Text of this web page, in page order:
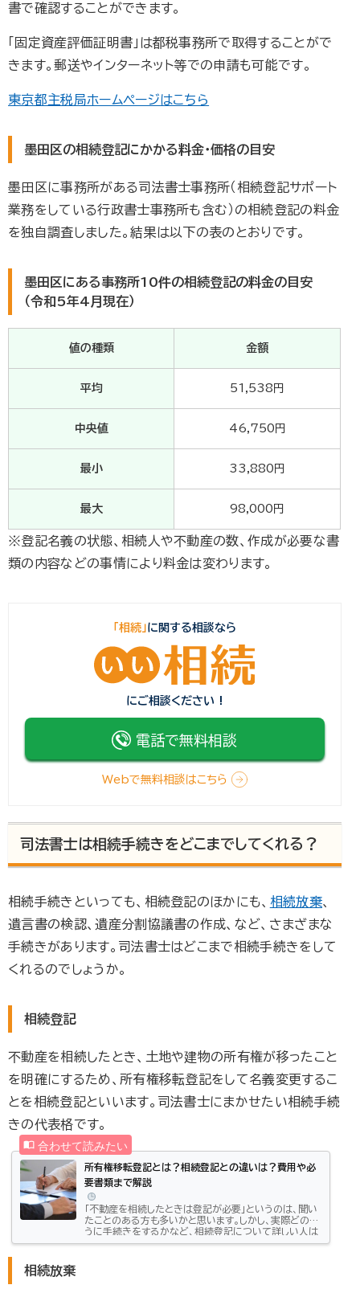
書で確認することができます。
「固定資産評価証明書」は都税事務所で取得することがで
きます。郵送やインターネット等での申請も可能です。
東京都主税局ホームページはこちら
墨田区の相続登記にかかる料金・価格の目安
墨田区に事務所がある司法書士事務所（相続登記サポート
業務をしている行政書士事務所も含む）の相続登記の料金
を独自調査しました。結果は以下の表のとおりです。
墨田区にある事務所10件の相続登記の料金の目安
（令和5年4月現在）
値の種類 金額
平均 51,538円
中央値 46,750円
最小 33,880円
最大 98,000円
※登記名義の状態、相続人や不動産の数、作成が必要な書
類の内容などの事情により料金は変わります。
「相続」に関する相談なら
にご相談ください !
電話で無料相談
Webで無料相談はこちら
司法書士は相続手続きをどこまでしてくれる？
相続手続きといっても、相続登記のほかにも、 相続放棄、
遺言書の検認、遺産分割協議書の作成、など、さまざまな
手続きがあります。司法書士はどこまで相続手続きをして
くれるのでしょうか。
相続登記
不動産を相続したとき、土地や建物の所有権が移ったこと
を明確にするため、所有権移転登記をして名義変更するこ
とを相続登記といいます。司法書士にまかせたい相続手続
きの代表格です。
所有権移転登記とは？相続登記との違いは？費用や必
要書類まで解説
「不動産を相続したときは登記が必要」というのは、聞い
たことのある方も多いかと思います。しかし、実際どのよ
うに手続きをするかなど、相続登記について詳しい人は
あまりいないでしょう。相続登記は「所有権移転登記」の
相続放棄